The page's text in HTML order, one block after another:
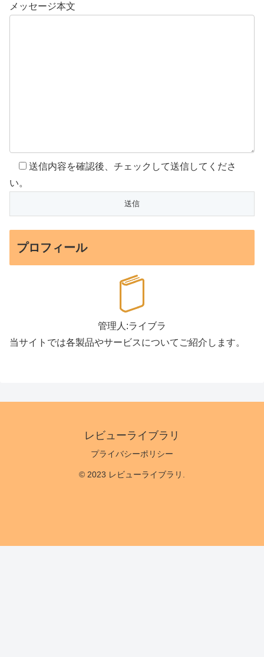
メッセージ本文
送信内容を確認後、チェックして送信してくださ
い。
プロフィール
管理人:ライブラ
当サイトでは各製品やサービスについてご紹介します。
レビューライブラリ
プライバシーポリシー
© 2023 レビューライブラリ.